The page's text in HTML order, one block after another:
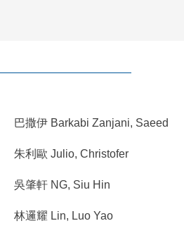
巴撒伊 Barkabi Zanjani, Saeed
朱利歐 Julio, Christofer
吳肇軒 NG, Siu Hin
林邏耀 Lin, Luo Yao